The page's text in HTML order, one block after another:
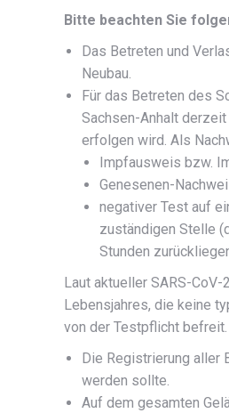
Bitte beachten Sie
Das Betreten und
Neubau.
Für das Betreten des
Sachsen-Anhalt
erfolgen wird. Als
Impfausweis bzw.
Genesenen-
negativer Test auf
zuständigen Stelle
Stunden
Laut aktueller SARS-
Lebensjahres, die keine
von der Testpflicht befreit.
Die Registrierung aller
werden sollte.
Auf dem gesamten